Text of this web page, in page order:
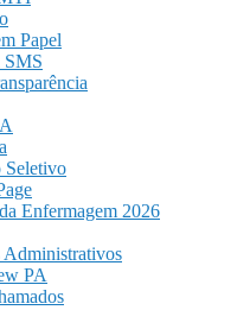
Papel
SMS
Seletivo
Enfermagem 2026
Administrativos
PA